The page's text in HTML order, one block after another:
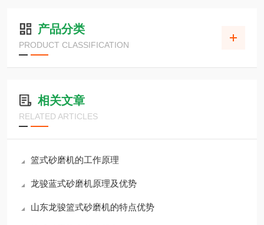
产品分类
PRODUCT CLASSIFICATION
相关文章
RELATED ARTICLES
篮式砂磨机的工作原理
龙骏蓝式砂磨机原理及优势
山东龙骏篮式砂磨机的特点优势